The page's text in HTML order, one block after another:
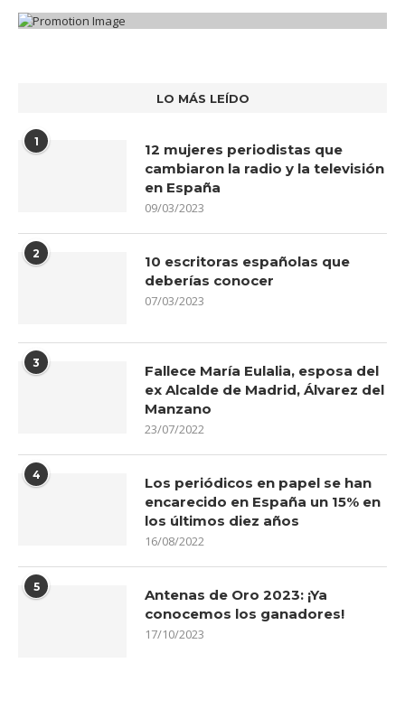
LO MÁS LEÍDO
1
12 mujeres periodistas que
cambiaron la radio y la televisión
en España
09/03/2023
2
10 escritoras españolas que
deberías conocer
07/03/2023
3
Fallece María Eulalia, esposa del
ex Alcalde de Madrid, Álvarez del
Manzano
23/07/2022
4
Los periódicos en papel se han
encarecido en España un 15% en
los últimos diez años
16/08/2022
5
Antenas de Oro 2023: ¡Ya
conocemos los ganadores!
17/10/2023